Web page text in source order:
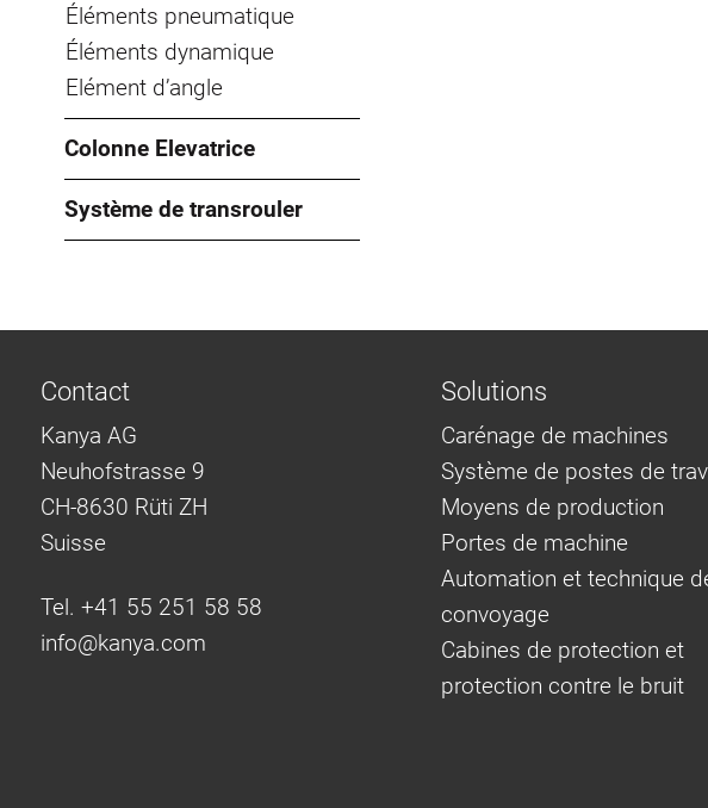
Éléments pneumatique
Éléments dynamique
Elément d’angle
Colonne Elevatrice
Système de transrouler
Contact
Kanya AG
Neuhofstrasse 9
CH-8630 Rüti ZH
Suisse
Tel. +41 55 251 58 58
info@kanya.com
Solutions
Carénage de machines
Système de postes de
Moyens de production
Portes de machine
Automation et technique
convoyage
Cabines de protection et
protection contre le bruit